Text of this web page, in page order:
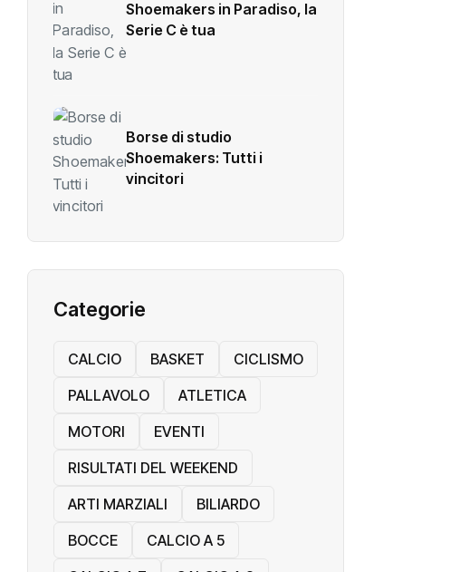
Shoemakers in Paradiso, la
Serie C è tua
Borse di studio
Shoemakers: Tutti i
vincitori
Categorie
CALCIO BASKET
CICLISMO
PALLAVOLO
ATLETICA
MOTORI
EVENTI
RISULTATI DEL WEEKEND
ARTI MARZIALI
BILIARDO
BOCCE
CALCIO A 5